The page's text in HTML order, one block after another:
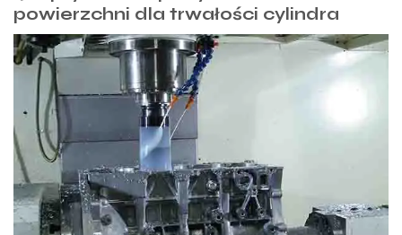
powierzchni dla trwałości cylindra